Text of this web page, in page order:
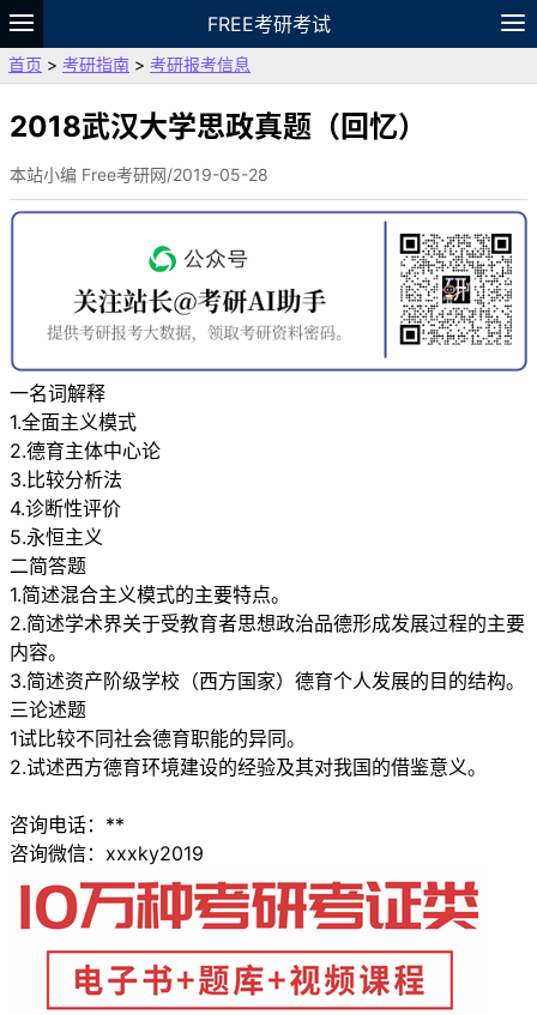
FREE考研考试
题库
故事 专题 APP
VIP
资料
首页 > 考研指南 > 考研报考信息
2018武汉大学思政真题（回忆）
本站小编 Free考研网/2019-05-28
一名词解释
1.全面主义模式
2.德育主体中心论
3.比较分析法
4.诊断性评价
5.永恒主义
二简答题
1.简述混合主义模式的主要特点。
2.简述学术界关于受教育者思想政治品德形成发展过程的主要
内容。
3.简述资产阶级学校（西方国家）德育个人发展的目的结构。
三论述题
1试比较不同社会德育职能的异同。
2.试述西方德育环境建设的经验及其对我国的借鉴意义。
咨询电话：**
咨询微信：xxxky2019